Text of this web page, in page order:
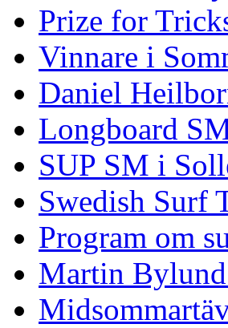
Prize for
Vinnare i
Daniel
Longboard
SUP SM i
Swedish Surf
Program om
Martin